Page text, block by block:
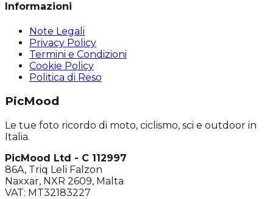
Informazioni
Note Legali
Privacy Policy
Termini e Condizioni
Cookie Policy
Politica di Reso
PicMood
Le tue foto ricordo di moto, ciclismo, sci e outdoor in
Italia.
PicMood Ltd - C 112997
86A, Triq Leli Falzon
Naxxar, NXR 2609, Malta
VAT: MT32183227